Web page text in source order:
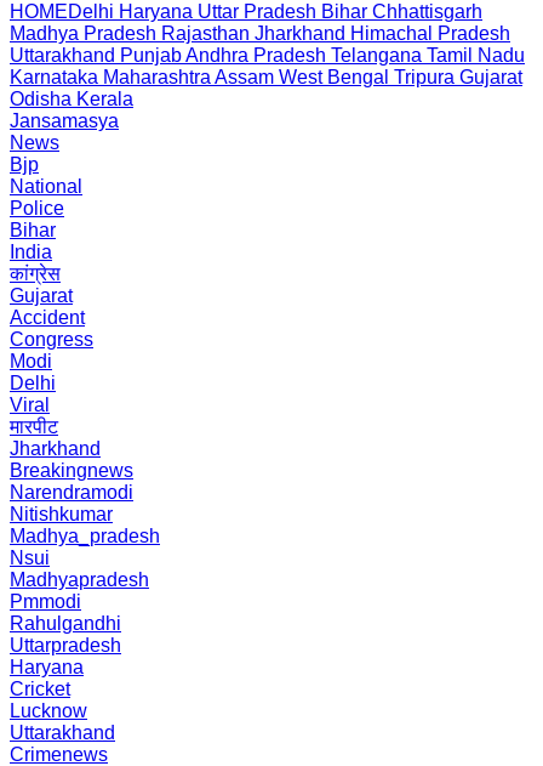
HOMEDelhi Haryana Uttar Pradesh Bihar Chhattisgarh
Madhya Pradesh Rajasthan Jharkhand Himachal Pradesh
Uttarakhand PunjabAndhra Pradesh Telangana Tamil Nadu
Karnataka Maharashtra Assam West Bengal Tripura Gujarat
Odisha Kerala
Jansamasya
News
Bjp
National
Police
Bihar
India
कांग्रेस
Gujarat
Accident
Congress
Modi
Delhi
Viral
मारपीट
Jharkhand
Breakingnews
Narendramodi
Nitishkumar
Madhya_pradesh
Nsui
Madhyapradesh
Pmmodi
Rahulgandhi
Uttarpradesh
Haryana
Cricket
Lucknow
Uttarakhand
Crimenews